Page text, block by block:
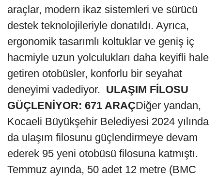
araçlar, modern ikaz sistemleri ve sürücü
destek teknolojileriyle donatıldı. Ayrıca,
ergonomik tasarımlı koltuklar ve geniş iç
hacmiyle uzun yolculukları daha keyifli hale
getiren otobüsler, konforlu bir seyahat
deneyimi vadediyor. ULAŞIM FİLOSU
GÜÇLENİYOR: 671 ARAÇDiğer yandan,
Kocaeli Büyükşehir Belediyesi 2024 yılında
da ulaşım filosunu güçlendirmeye devam
ederek 95 yeni otobüsü filosuna katmıştı.
Temmuz ayında, 50 adet 12 metre (BMC